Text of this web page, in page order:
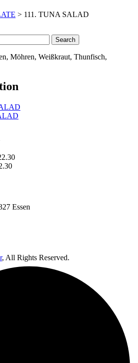
> 111. TUNA SALAD
Search
Möhren, Weißkraut, Thunfisch,
Essen
, All Rights Reserved.